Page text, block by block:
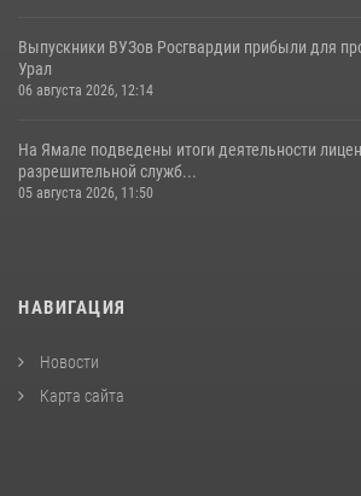
Выпускники ВУЗов Росгвардии прибыли для
Урал
06 августа 2026, 12:14
На Ямале подведены итоги деятельности
разрешительной служб...
05 августа 2026, 11:50
НАВИГАЦИЯ
Новости
Карта сайта